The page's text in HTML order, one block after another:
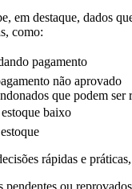
em destaque, dados
como:
pagamento
não aprovado
que podem ser
baixo
rápidas e
pendentes ou reprovados